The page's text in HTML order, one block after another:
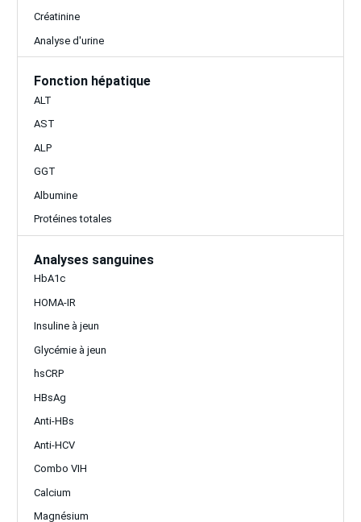
Créatinine
Analyse d'urine
Fonction hépatique
ALT
AST
ALP
GGT
Albumine
Protéines totales
Analyses sanguines
HbA1c
HOMA-IR
Insuline à jeun
Glycémie à jeun
hsCRP
HBsAg
Anti-HBs
Anti-HCV
Combo VIH
Calcium
Magnésium